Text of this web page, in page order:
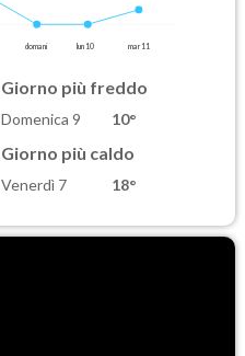
domani lun 10 mar 11
Giorno più freddo
Domenica 9 10°
Giorno più caldo
Venerdì 7 18°